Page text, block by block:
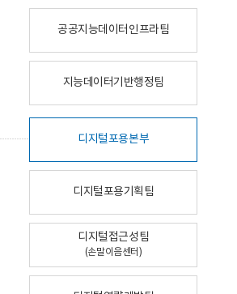
공공지능데이터인프라팀
지능데이터기반행정팀
디지털포용본부
디지털포용기획팀
디지털접근성팀
(손말이음센터)